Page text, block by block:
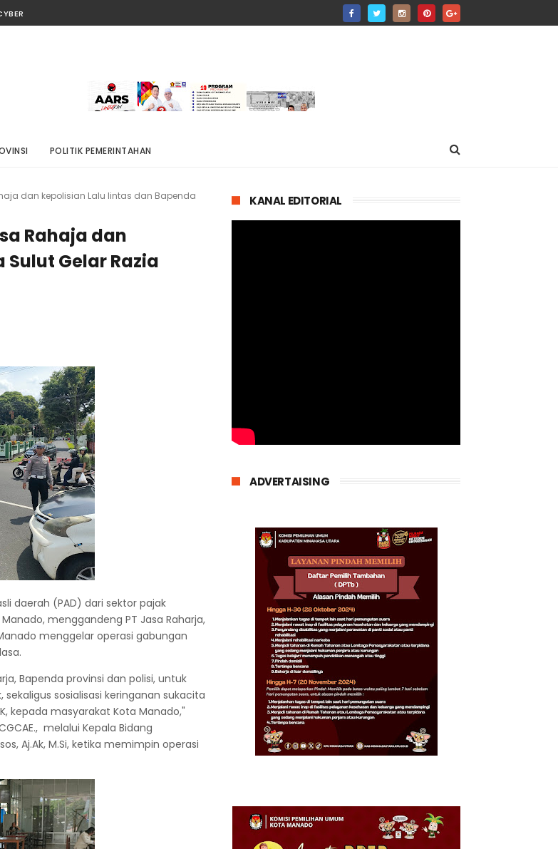
POLITIK PEMERINTAHAN
dan kepolisian Lalu lintas dan Bapenda
Rahaja dan
Gelar Razia
daerah (PAD) dari sektor pajak
menggandeng PT Jasa Raharja,
menggelar operasi gabungan
Bapenda provinsi dan polisi, untuk
sosialisasi keringanan sukacita
kepada masyarakat Kota Manado,"
melalui Kepala Bidang
Aj.Ak, M.Si, ketika memimpin operasi
KANAL EDITORIAL
ADVERTAISING